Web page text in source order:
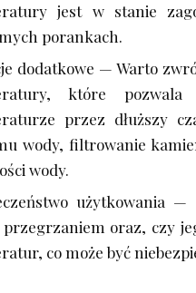
jest w stanie
porankach.
dodatkowe — Warto
które
przez dłuższy
wody, filtrowanie
wody.
użytkowania
oraz, czy
co może być